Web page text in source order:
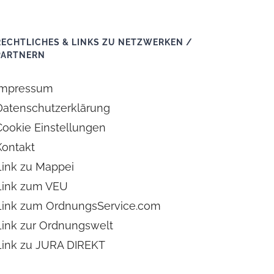
& LINKS ZU NETZWERKEN /
Einstellungen
zu Mappei
zum VEU
zum OrdnungsService.com
zur Ordnungswelt
zu JURA DIREKT